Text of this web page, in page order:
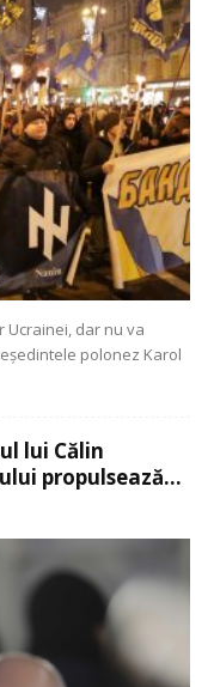
Ucrainei, dar nu va
polonez Karol
lui Călin
propulsează...